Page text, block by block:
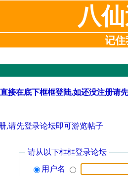
八
记住
接在底下框框登陆,如还没注册请
,请先登录论坛即可游览帖子
请从以下框框登录论坛
用户名